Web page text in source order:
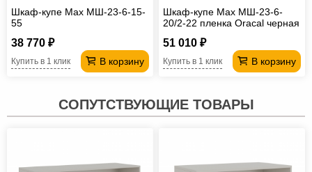
Шкаф-купе Max МШ-23-6-15-
55
38 770 ₽
В корзину
Купить в 1 клик
Шкаф-купе Max МШ-23-6-
20/2-22 пленка Oracal черная
51 010 ₽
В корзину
Купить в 1 клик
СОПУТСТВУЮЩИЕ ТОВАРЫ